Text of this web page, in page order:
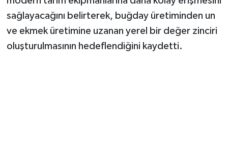
sağlayacağını belirterek, buğday üretiminden un
ve ekmek üretimine uzanan yerel bir değer zinciri
oluşturulmasının hedeflendiğini kaydetti.